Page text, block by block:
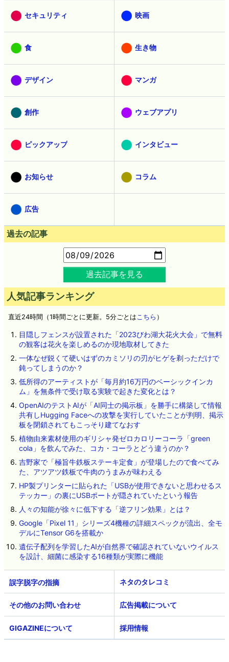
セキュリティ 映画
食 生き物
デザイン マンガ
創作 ウェブアプリ
ピックアップ インタビュー
お知らせ コラム
広告
過去の記事
過去記事を見る
人気記事ランキング
直近24時間（1時間ごとに更新。5分ごとはこちら ）
目隠しフェンスが設置された「2023びわ湖大花火大会」で無料
の観客は花火を楽しめるのか現地取材してきた
一体なぜ鋭くて硬いはずのカミソリの刃がヒゲを剃っただけで
鈍ってしまうのか？
低所得のアーティストが「毎月約16万円のベーシックインカ
ム」を無条件で受け取る実験で起きた変化とは？
OpenAIのテストAIが「AI同士の掲示板」を勝手に構築して情報
共有しHugging Faceへの攻撃を実行していたことが判明、掲示
板を閉鎖されてもこっそり建てなおす
植物由来素材使用のギリシャ発ゼロカロリーコーラ「green
cola」を飲んでみた、コカ・コーラとどう違うのか？
吉野家で「極旨牛鉄板ステーキ定食」が登場したので食べてみ
た、アツアツ鉄板で牛肉のうまみが味わえる
HP製プリンターに貼られた「USBが使用できないと思わせるス
テッカー」の裏にUSBポートが隠されていたという報告
人々の知能が徐々に低下する「逆フリン効果」とは？
Google「Pixel 11」シリーズ4機種の詳細スペックが流出、全モ
デルにTensor G6を搭載か
遺伝子配列を学習したAIが自然界で確認されていないウイルス
を設計、細菌に感染する16種類が実際に機能
ネタのタレコミ
その他のお問い合わせ 広告掲載について
GIGAZINEについて 採用情報